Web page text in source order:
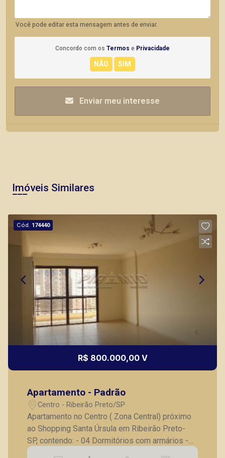
Você pode editar esta mensagem antes de enviar.
Concordo com os Termos e Privacidade
Enviar meu interesse
Imóveis Similares
Cód. 174440
R$ 800.000,00 V
Apartamento - Padrão
Centro - Ribeirão Preto/SP
Apartamento no Centro ( Zona Central) próximo
ao Shopping Santa Úrsula em Ribeirão Preto-
SP, contendo: - 04 Dormitórios com armários -
sendo 3 suítes completas - 1 master com